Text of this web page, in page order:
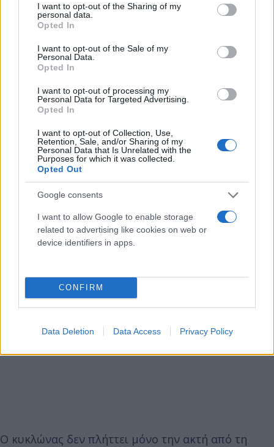
not limited to your visit or usage behaviour. You may click to
grant or deny consent to Google and its third-party tags to
use your data for below specified purposes in below Google
consent section.
I want to opt-out of the Sharing of my
personal data.
Opted In
I want to opt-out of the Sale of my
Personal Data.
Opted In
I want to opt-out of processing my
Personal Data for Targeted Advertising.
Opted In
I want to opt-out of Collection, Use,
Retention, Sale, and/or Sharing of my
Personal Data that Is Unrelated with the
Purposes for which it was collected.
Opted Out
Google consents
I want to allow Google to enable storage
related to advertising like cookies on web or
device identifiers in apps.
CONFIRM
Data Deletion Data Access Privacy Policy
Ο κυκλώνας δεν πλήττει μόνο την ακτή από τη